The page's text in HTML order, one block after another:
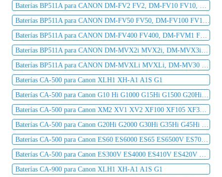
Baterías BP511A para CANON DM-FV2 FV2, DM-FV10 FV10, DM-FV20 FV20, DM-FV30 FV30, DM-FV40 FV40
Baterías BP511A para CANON DM-FV50 FV50, DM-FV100 FV100, DM-FV200 FV200, DM-FV300 FV300
Baterías BP511A para CANON DM-FV400 FV400, DM-FVM1 FVM1, DM-FVM10 FVM10, IXY DVM, DM-MVX1i MVX1i
Baterías BP511A para CANON DM-MVX2i MVX2i, DM-MVX3i MVX3i, DM-MVX100i MVX100i, DM-MVX150i MVX150i
Baterías BP511A para CANON DM-MVXLi MVXLi, DM-MV30 MV30 MV30i, DM-MV100 MV100i MV100X MV100Xi
Baterías CA-500 para Canon XLH1 XH-A1 A1S G1
Baterías CA-500 para Canon G10 Hi G1000 G15Hi G1500 G20Hi G2000 G30Hi G35Hi G45Hi
Baterías CA-500 para Canon XM2 XV1 XV2 XF100 XF105 XF300 XF305 C2 DM-MV1 DM-MV10
Baterías CA-500 para Canon G20Hi G2000 G30Hi G35Hi G45Hi MV1 MV10 MV10i MV20 MV20i
Baterías CA-500 para Canon ES60 ES6000 ES65 ES6500V ES7000es ES7000V ES75 ES8000V
Baterías CA-500 para Canon ES300V ES4000 ES410V ES420V ES50 ES5000 ES520A ES55
Baterías CA-900 para Canon XLH1 XH-A1 A1S G1